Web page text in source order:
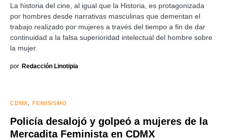
La historia del cine, al igual que la Historia, es protagonizada
por hombres desde narrativas masculinas que demeritan el
trabajo realizado por mujeres a través del tiempo a fin de dar
continuidad a la falsa superioridad intelectual del hombre sobre
la mujer.
por Redacción Linotipia
CDMX FEMISISMO
Policía desalojó y golpeó a mujeres de la
Mercadita Feminista en CDMX